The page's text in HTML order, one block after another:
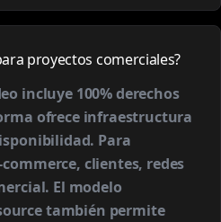
proyectos comerciales?
incluye 100% derechos
ofrece infraestructura
Para
clientes, redes
El modelo
también permite